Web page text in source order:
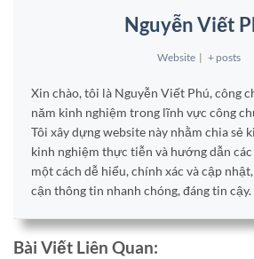
Nguyễn Viết
Website | + posts
Xin chào, tôi là Nguyễn Viết Phú, công
năm kinh nghiệm trong lĩnh vực công
Tôi xây dựng website này nhằm chia sẻ
kinh nghiệm thực tiễn và hướng dẫn
một cách dễ hiểu, chính xác và cập
cận thông tin nhanh chóng, đáng tin cậy.
Bài Viết Liên Quan: